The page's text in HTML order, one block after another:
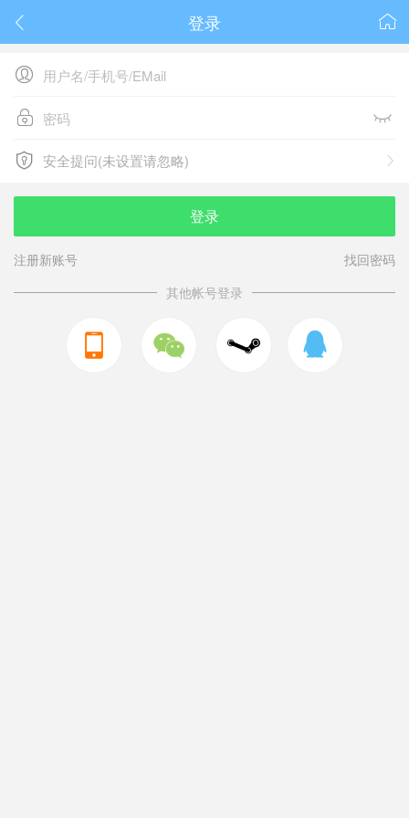
 
登录

 
 
安全提问(未设置请忽略)
安全提问(未设置请忽略)
登录
注册新账号
找回密码
其他帐号登录
  